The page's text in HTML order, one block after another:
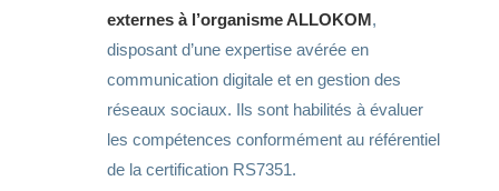
externes à l’organisme ALLOKOM,
disposant d’une expertise avérée en
communication digitale et en gestion des
réseaux sociaux. Ils sont habilités à évaluer
les compétences conformément au référentiel
de la certification RS7351.